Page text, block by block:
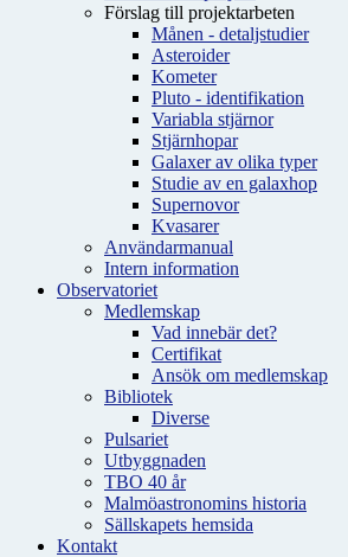
Förslag till projektarbeten
Månen - detaljstudier
Asteroider
Kometer
Pluto - identifikation
Variabla stjärnor
Stjärnhopar
Galaxer av olika typer
Studie av en galaxhop
Supernovor
Kvasarer
Användarmanual
Intern information
Observatoriet
Medlemskap
Vad innebär det?
Certifikat
Ansök om medlemskap
Bibliotek
Diverse
Pulsariet
Utbyggnaden
TBO 40 år
Malmöastronomins historia
Sällskapets hemsida
Kontakt